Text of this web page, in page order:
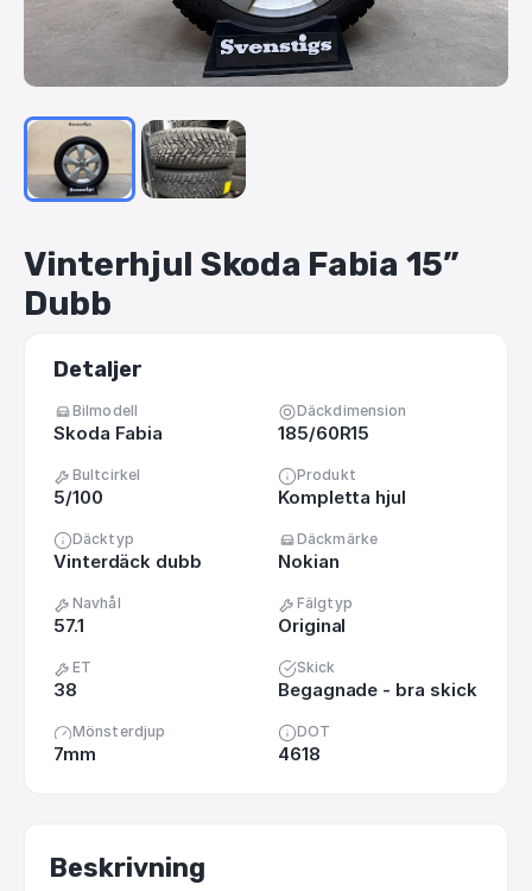
Vinterhjul Skoda Fabia 15”
Dubb
Detaljer
Bilmodell
Skoda Fabia
Däckdimension
185/60R15
Bultcirkel
5/100
Produkt
Kompletta hjul
Däcktyp
Vinterdäck dubb
Däckmärke
Nokian
Navhål
57.1
Fälgtyp
Original
ET
38
Skick
Begagnade - bra skick
Mönsterdjup
7mm
DOT
4618
Beskrivning